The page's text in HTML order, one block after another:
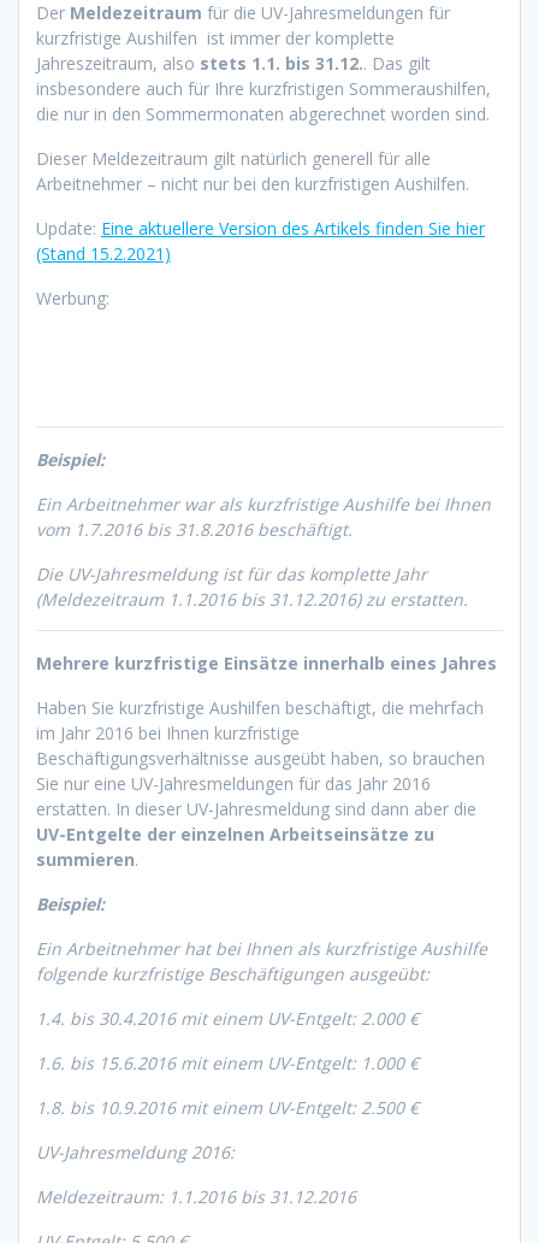
Der Meldezeitraum für die UV-Jahresmeldungen für
kurzfristige Aushilfen ist immer der komplette
Jahreszeitraum, also stets 1.1. bis 31.12.. Das gilt
insbesondere auch für Ihre kurzfristigen Sommeraushilfen,
die nur in den Sommermonaten abgerechnet worden sind.
Dieser Meldezeitraum gilt natürlich generell für alle
Arbeitnehmer – nicht nur bei den kurzfristigen Aushilfen.
Update: Eine aktuellere Version des Artikels finden Sie hier
(Stand 15.2.2021)
Werbung:
Beispiel:
Ein Arbeitnehmer war als kurzfristige Aushilfe bei Ihnen
vom 1.7.2016 bis 31.8.2016 beschäftigt.
Die UV-Jahresmeldung ist für das komplette Jahr
(Meldezeitraum 1.1.2016 bis 31.12.2016) zu erstatten.
Mehrere kurzfristige Einsätze innerhalb eines Jahres
Haben Sie kurzfristige Aushilfen beschäftigt, die mehrfach
im Jahr 2016 bei Ihnen kurzfristige
Beschäftigungsverhältnisse ausgeübt haben, so brauchen
Sie nur eine UV-Jahresmeldungen für das Jahr 2016
erstatten. In dieser UV-Jahresmeldung sind dann aber die
UV-Entgelte der einzelnen Arbeitseinsätze zu
summieren.
Beispiel:
Ein Arbeitnehmer hat bei Ihnen als kurzfristige Aushilfe
folgende kurzfristige Beschäftigungen ausgeübt:
1.4. bis 30.4.2016 mit einem UV-Entgelt: 2.000 €
1.6. bis 15.6.2016 mit einem UV-Entgelt: 1.000 €
1.8. bis 10.9.2016 mit einem UV-Entgelt: 2.500 €
UV-Jahresmeldung 2016:
Meldezeitraum: 1.1.2016 bis 31.12.2016